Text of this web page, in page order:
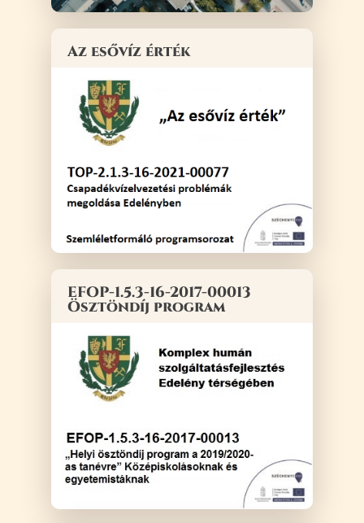
Az esővíz érték
EFOP-1.5.3-16-2017-00013
Ösztöndíj program